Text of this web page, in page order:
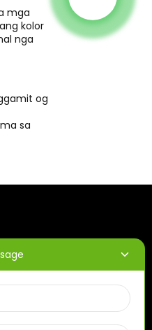
mga
kolor
nga
og
sa
email ug
ang